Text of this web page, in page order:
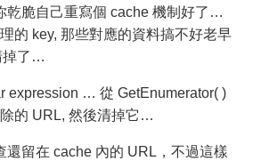
乾脆自己重寫個 cache 機制好了…
的 key, 那些對應的資料搞不好老早
掉了…
expression … 從 GetEnumerator( )
的 URL, 然後清掉它…
還留在 cache 內的 URL，不過這樣